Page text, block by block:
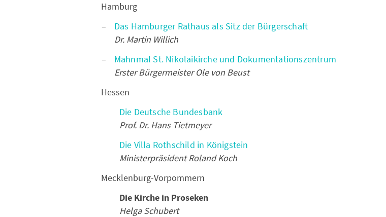
Hamburg
Das Hamburger Rathaus als Sitz der Bürgerschaft
Dr. Martin Willich
Mahnmal St. Nikolaikirche und Dokumentationszentrum
Erster Bürgermeister Ole von Beust
Hessen
Die Deutsche Bundesbank
Prof. Dr. Hans Tietmeyer
Die Villa Rothschild in Königstein
Ministerpräsident Roland Koch
Mecklenburg-Vorpommern
Die Kirche in Proseken
Helga Schubert